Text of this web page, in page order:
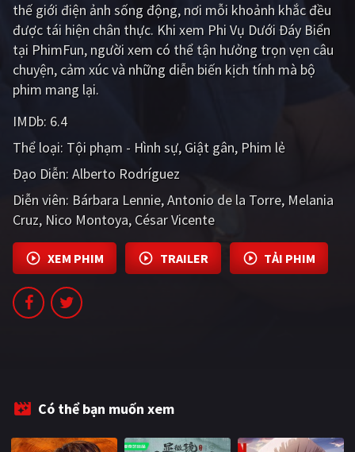
PHIM MỚI
PHIM BỘ
PHIM LẺ
TUYỂN TẬP PHIM
BLOG
thế giới điện ảnh sống động, nơi mỗi khoảnh khắc đều
được tái hiện chân thực. Khi xem Phi Vụ Dưới Đáy Biển
tại PhimFun, người xem có thể tận hưởng trọn vẹn câu
chuyện, cảm xúc và những diễn biến kịch tính mà bộ
phim mang lại.
IMDb: 6.4
Thể loại: Tội phạm - Hình sự Giật gân Phim lẻ
Đạo Diễn: Alberto Rodríguez
Diễn viên: Bárbara Lennie Antonio de la Torre Melania
Cruz Nico Montoya César Vicente
XEM PHIM TRAILER TẢI PHIM
Có thể bạn muốn xem